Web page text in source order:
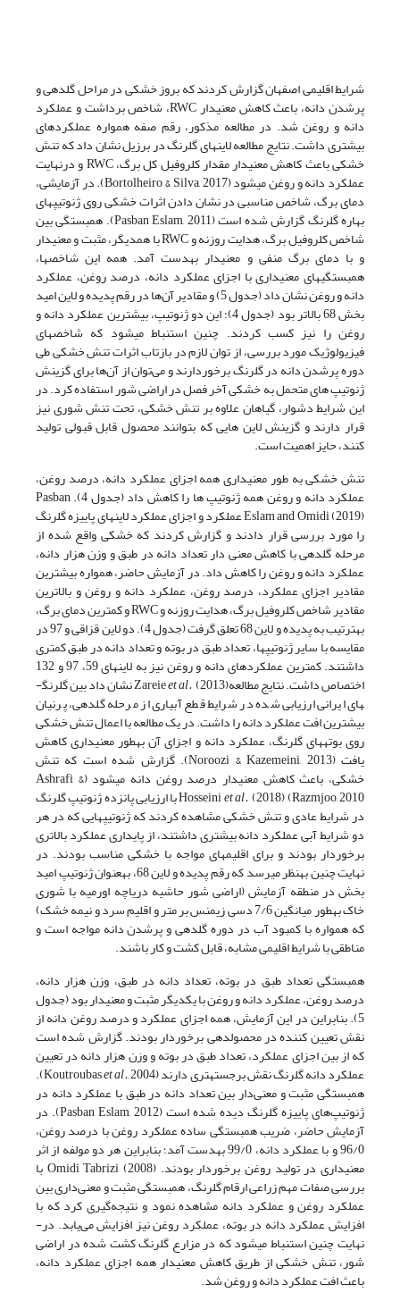
شرایط اقلیمی اصفهان گزارش کردند که بروز خشکی در مراحل گل­دهی و
پرشدن دانه، باعث کاهش معنی­دار RWC، شاخص برداشت و عملکرد
دانه و روغن شد. در مطالعه مذکور، رقم صفه همواره عملکردهای
بیشتری داشت. نتایج مطالعه لاین­های گلرنگ در برزیل نشان داد که تنش
خشکی باعث کاهش معنی­دار مقدار کلروفیل کل برگ، RWC و درنهایت
عملکرد دانه و روغن می­شود (Bortolheiro & Silva, 2017). در آزمایشی،
دمای برگ، شاخص مناسبی در نشان دادن اثرات خشکی روی ژنوتیپ­های
بهاره گلرنگ گزارش شده است (Pasban Eslam, 2011). همبستگی بین
شاخص کلروفیل برگ، هدایت روزنه و RWC با همدیگر، مثبت و معنی­دار
و با دمای برگ منفی و معنی­دار به­دست آمد. همه این شاخص­ها،
همبستگی­های معنی­داری با اجزای عملکرد دانه، درصد روغن، عملکرد
دانه و روغن نشان داد (جدول 5) و مقادیر آن‌ها در رقم پدیده و لاین امید
بخش 68 بالاتر بود (جدول 4)؛ این دو ژنوتیپ، بیشترین عملکرد دانه و
روغن را نیز کسب کردند. چنین استنباط می­شود که شاخص­های
فیزیولوژیک مورد بررسی، از توان لازم در بازتاب اثرات تنش خشکی طی
دوره پرشدن دانه در گلرنگ برخوردارند و می‌توان از آن‌ها برای گزینش
ژنوتیپ­ های متحمل به خشکی آخر فصل در اراضی شور استفاده کرد. در
این شرایط دشوار، گیاهان علاوه بر تنش خشکی، تحت تنش شوری نیز
قرار دارند و گزینش لاین­ هایی که بتوانند محصول قابل قبولی تولید
کنند، حایز اهمیت است.
تنش خشکی به­ طور معنی­داری همه اجزای عملکرد دانه، درصد روغن،
عملکرد دانه و روغن همه ژنوتیپ ­ها را کاهش داد (جدول ­4). Pasban
Eslam and Omidi (2019) عملکرد و اجزای عملکرد لاین­های پاییزه گلرنگ
را مورد بررسی قرار دادند و گزارش کردند که خشکی واقع شده از
مرحله گل­دهی با کاهش معنی ­دار تعداد دانه در طبق و وزن هزار دانه،
عملکرد دانه و روغن را کاهش داد. در آزمایش حاضر، همواره بیشترین
مقادیر اجزای عملکرد، درصد روغن، عملکرد دانه و روغن و بالاترین
مقادیر شاخص کلروفیل برگ، هدایت روزنه و RWC و کمترین دمای برگ،
به­ترتیب به پدیده و لاین 68 تعلق گرفت (جدول 4). دو لاین قزاقی و 97 در
مقایسه با سایر ژنوتیپ­ها، تعداد طبق در بوته و تعداد دانه در طبق کمتری
داشتند. کمترین عملکرد­های دانه و روغن نیز به لاین­های 59، 97 و 132
اختصاص داشت. نتایج مطالعهZareie et al. (2013) نشان داد بین گلرنگ­
های ایرانی ارزیابی شده در شرایط قطع آبیاری از مرحله گل­دهی، پرنیان
بیشترین افت عملکرد دانه را داشت. در یک مطالعه با اعمال تنش خشکی
روی بوته­های گلرنگ، عملکرد دانه و اجزای آن به­طور معنی­داری کاهش
یافت (Noroozi & Kazemeini, 2013). گزارش شده است که تنش
خشکی، باعث کاهش معنی­دار درصد روغن دانه می­شود (Ashrafi &
Razmjoo, 2010) Hosseini
et al. (2018) با ارزیابی پانزده ژنوتیپ گلرنگ
در شرایط عادی و تنش خشکی مشاهده کردند که ژنوتیپ­هایی که در هر
دو شرایط آبی عملکرد دانه بیشتری داشتند، از پایداری عملکرد بالاتری
برخوردار بودند و برای اقلیم­های مواجه با خشکی مناسب بودند. در
نهایت چنین به­نظر می­رسد که رقم پدیده و لاین 68، به­عنوان ژنوتیپ امید
بخش در منطقه آزمایش (اراضی شور حاشیه دریاچه اورمیه با شوری
خاک به­طور میانگین 7/6 دسی زیمنس بر متر و اقلیم سرد و نیمه خشک)
که همواره با کمبود آب در دوره گل­دهی و پرشدن دانه مواجه است و
مناطقی با شرایط اقلیمی مشابه، قابل کشت و کار باشند.
همبستگی تعداد طبق در بوته، تعداد دانه در طبق، وزن هزار دانه،
درصد روغن، عملکرد دانه و روغن با یکدیگر مثبت و معنی­دار بود (جدول
5). بنابراین در این آزمایش، همه اجزای عملکرد و درصد روغن دانه از
نقش تعیین کننده در محصول­دهی برخوردار بودند. گزارش شده است
که از بین اجزای عملکرد، تعداد طبق در بوته و وزن هزار دانه در تعیین
عملکرد دانه گلرنگ نقش برجسته­تری دارند (Koutroubas et al.
, 2004).
همبستگی مثبت و معنی‌دار بین تعداد دانه در طبق با عملکرد دانه در
ژنوتیپ‌های پاییزه گلرنگ دیده شده است (Pasban Eslam, 2012). در
آزمایش حاضر، ضریب همبستگی ساده عملکرد روغن با درصد روغن،
96/0 و با عملکرد دانه، 99/0 به­دست آمد؛ بنابراین هر دو مولفه از اثر
معنی­داری در تولید روغن برخوردار بودند. Omidi Tabrizi (2008) با
بررسی صفات مهم زراعی ارقام گلرنگ، همبستگی مثبت و معنی‌داری بین
عملکرد روغن و عملکرد دانه مشاهده نمود و نتیجه‌گیری کرد که با
افزایش عملکرد دانه در بوته، عملکرد روغن نیز افزایش می‌یابد. در­
نهایت چنین استنباط می­شود که در مزارع گلرنگ کشت شده در اراضی
شور، تنش خشکی از طریق کاهش معنی­دار همه اجزای عملکرد دانه،
باعث افت عملکرد دانه و روغن شد.